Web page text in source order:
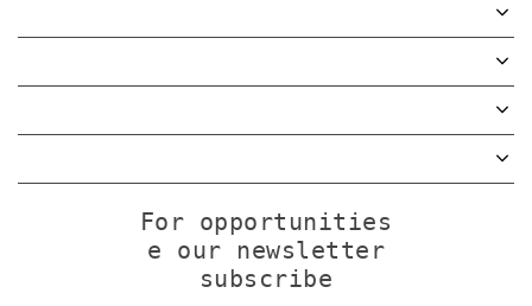
For opportunities
e our newsletter
subscribe